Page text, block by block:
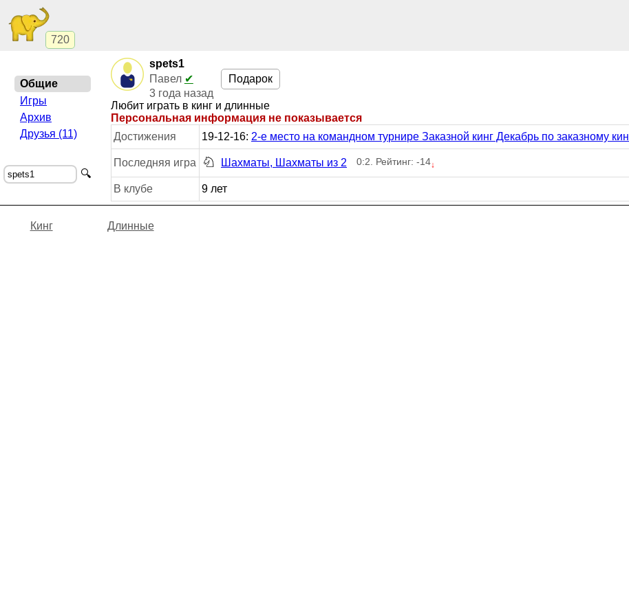
720
spets1
Павел ✔
3 года назад
Подарок
Любит играть в кинг и длинные
Персональная информация не показывается
Достижения
19-12-16: 2-е место на командном турнире Заказной кинг Декабрь по заказному
Последняя игра Шахматы, Шахматы из 2 0:2. Рейтинг: -14↓
В клубе 9 лет
Общие
Игры
Архив
Друзья (11)
🔍
Кинг Длинные